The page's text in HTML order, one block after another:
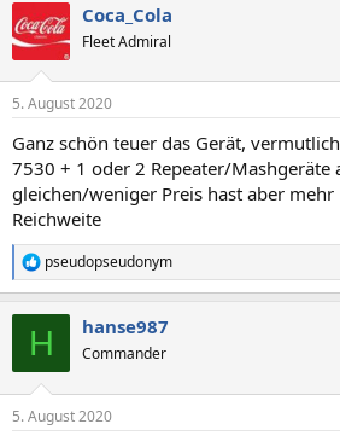
k
t
i
e
:
Coca_Cola
Fleet Admiral
5. August 2020
Ganz schön teuer das Gerät,
7530 + 1 oder 2 Repeater/Mashgeräte
gleichen/weniger Preis hast aber mehr
Reichweite
R
e
e
pseudopseudonym
H hanse987
Commander
5. August 2020